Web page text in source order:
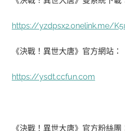
https://yzdpsx2.onelink.me/
《決戰！異世大唐》官方網站：
https://ysdt.ccfun.com
《決戰！異世大唐》官方粉絲團